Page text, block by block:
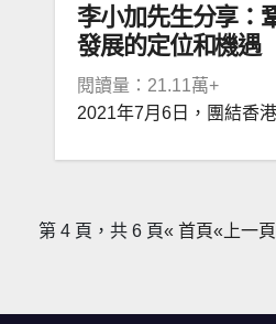
李小加先生分享：
發展的定位和機遇
閱讀量：21.11萬+
2021年7月6日，團結香
第 4 頁，共 6 頁« 首頁«上一頁